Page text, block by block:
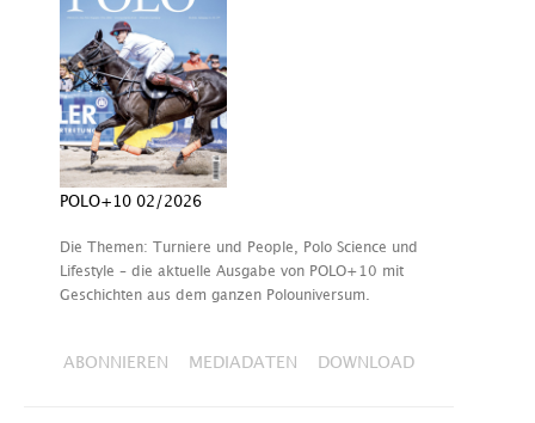
POLO+10 02/2026
Die Themen: Turniere und People, Polo Science und
Lifestyle – die aktuelle Ausgabe von POLO+10 mit
Geschichten aus dem ganzen Polouniversum.
ABONNIEREN MEDIADATEN DOWNLOAD